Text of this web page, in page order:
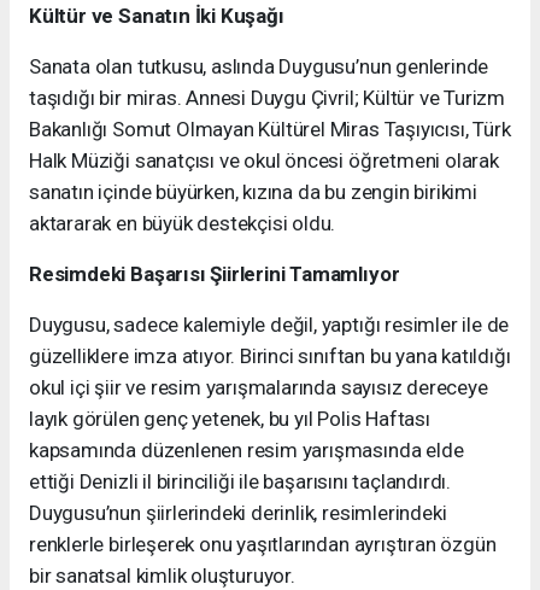
Kültür ve Sanatın İki Kuşağı
Sanata olan tutkusu, aslında Duygusu’nun genlerinde
taşıdığı bir miras. Annesi Duygu Çivril; Kültür ve Turizm
Bakanlığı Somut Olmayan Kültürel Miras Taşıyıcısı, Türk
Halk Müziği sanatçısı ve okul öncesi öğretmeni olarak
sanatın içinde büyürken, kızına da bu zengin birikimi
aktararak en büyük destekçisi oldu.
Resimdeki Başarısı Şiirlerini Tamamlıyor
Duygusu, sadece kalemiyle değil, yaptığı resimler ile de
güzelliklere imza atıyor. Birinci sınıftan bu yana katıldığı
okul içi şiir ve resim yarışmalarında sayısız dereceye
layık görülen genç yetenek, bu yıl Polis Haftası
kapsamında düzenlenen resim yarışmasında elde
ettiği Denizli il birinciliği ile başarısını taçlandırdı.
Duygusu’nun şiirlerindeki derinlik, resimlerindeki
renklerle birleşerek onu yaşıtlarından ayrıştıran özgün
bir sanatsal kimlik oluşturuyor.